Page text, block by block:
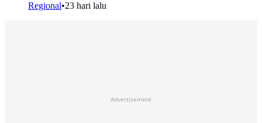
Regional•23 hari lalu
Advertisement